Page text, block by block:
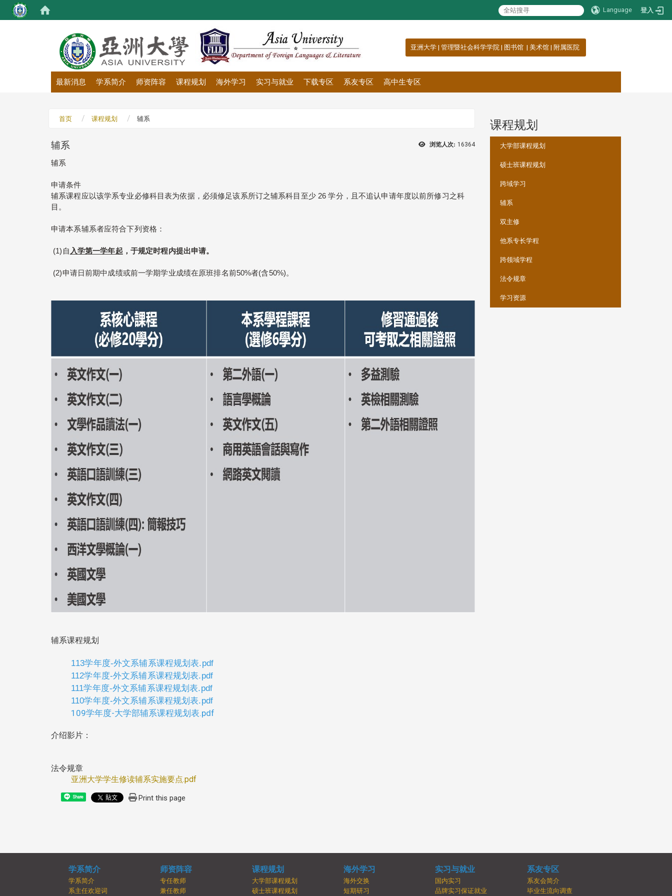
Language 登入
亚洲大学 | 管理暨社会科学学院 | 图书馆 | 美术馆 | 附属医院
最新消息 学系简介 师资阵容 课程规划 海外学习 实习与就业 下载专区 系友专区 高中生专区
首页 课程规划 辅系
浏览人次: 16364
辅系
辅系
申请条件
辅系课程应以该学系专业必修科目表为依据，必须修足该系所订之辅系科目至少 26 学分，且不追认申请年度以前所修习之科
目。
申请本系辅系者应符合下列资格：
(1)自 入学第一学年起 ，于规定时程内提出申请。
(2)申请日前期中成绩或前一学期学业成绩在原班排名前50%者(含50%)。
辅系课程规划
113学年度-外文系辅系课程规划表.pdf
112学年度-外文系辅系课程规划表.pdf
111学年度-外文系辅系课程规划表.pdf
110学年度-外文系辅系课程规划表.pdf
109学年度-大学部辅系课程规划表.pdf
介绍影片：
法令规章
亚洲大学学生修读辅系实施要点.pdf
Share Print this page
课程规划
大学部课程规划
硕士班课程规划
跨域学习
辅系
双主修
他系专长学程
跨领域学程
法令规章
学习资源
学系简介
学系简介
系主任欢迎词
师资阵容
专任教师
兼任教师
课程规划
大学部课程规划
硕士班课程规划
海外学习
海外交换
短期研习
实习与就业
国内实习
品牌实习保证就业
系友专区
系友会简介
毕业生流向调查